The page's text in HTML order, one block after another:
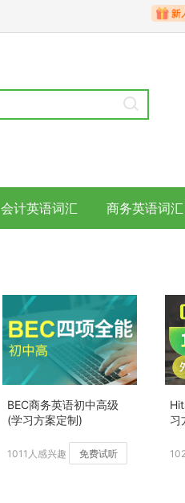
会计英语词汇 商务英语词汇
BEC商务英语初中高级
(学习方案定制)
1011人感兴趣 免费试听
习